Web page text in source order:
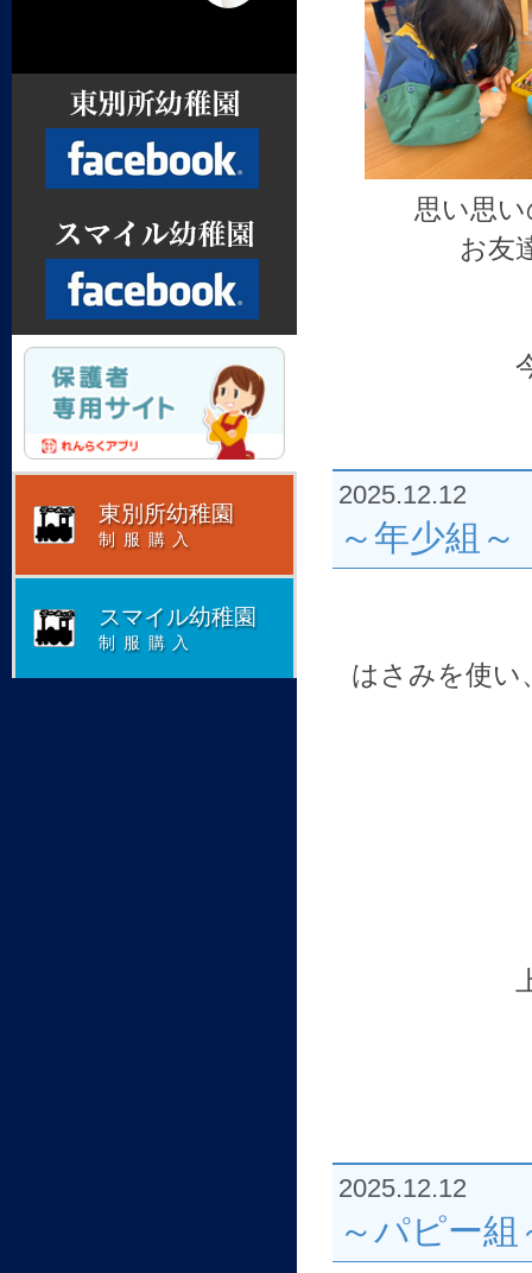
思い思
お友
2025.12.12
～年少組～
はさみを使い
2025.12.12
～パピー組
Facebook
Facebook
東別所幼稚園
制服購入
スマイル幼稚園
制服購入